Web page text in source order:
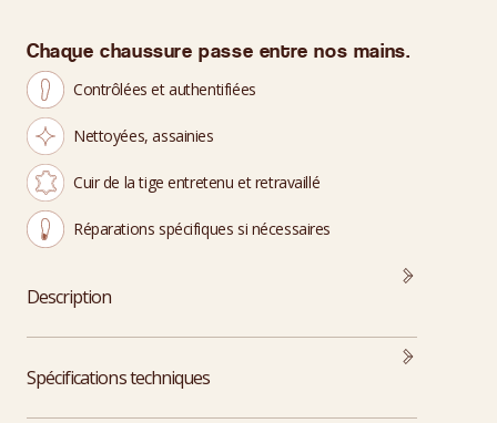
Chaque chaussure passe entre nos mains.
Contrôlées et authentifiées
Nettoyées, assainies
Cuir de la tige entretenu et retravaillé
Réparations spécifiques si nécessaires
Description
Spécifications techniques